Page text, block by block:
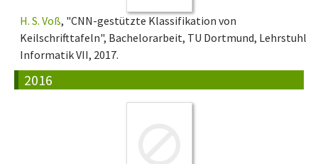
H. S. Voß, "CNN-gestützte Klassifikation von
Keilschrifttafeln", Bachelorarbeit, TU Dortmund, Lehrstuhl
Informatik VII, 2017.
2016